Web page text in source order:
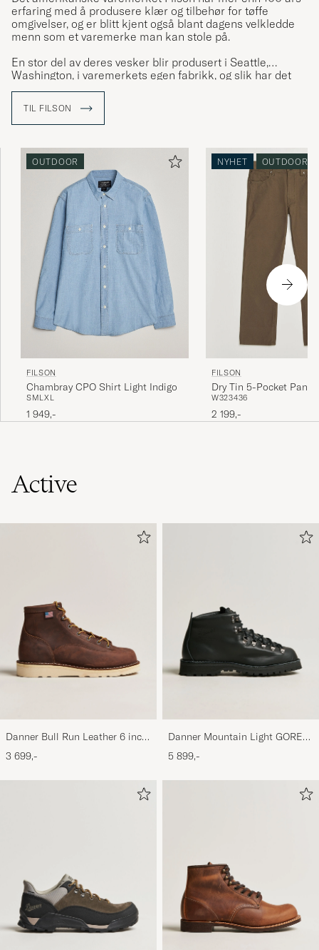
erfaring med å produsere klær og tilbehør for tøffe
omgivelser, og er blitt kjent også blant dagens velkledde
menn som et varemerke man kan stole på.
En stor del av deres vesker blir produsert i Seattle,
Washington, i varemerkets egen fabrikk, og slik har det
vært siden Clinton C. Filson startet virksomheten i 1897,
TIL FILSON
OUTDOOR
FILSON
Chambray CPO Shirt Light Indigo
SMLXL
1 949,-
NYHET OUTDOOR
FILSON
Dry Tin 5-Pocket
Olive
W323436
2 199,-
Active
Danner Bull Run Leather 6 inch
Boot Brown
3 699,-
Danner Mountain Light GORE-
TEX Boot Black
5 899,-